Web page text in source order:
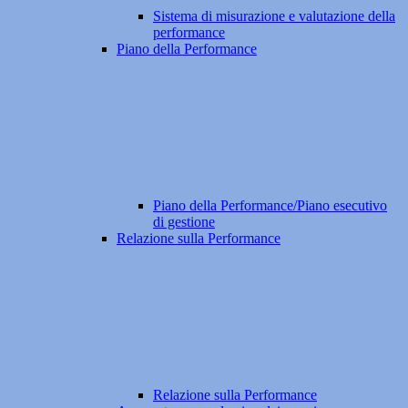
Sistema di misurazione e valutazione della
performance
Piano della Performance
Piano della Performance/Piano esecutivo
di gestione
Relazione sulla Performance
Relazione sulla Performance